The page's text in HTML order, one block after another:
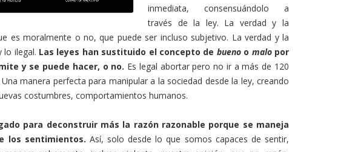
inmediata, consensuándolo a
través de la ley. La verdad y la
es moralmente o no, que puede ser incluso subjetivo. La verdad y la
lo ilegal. Las leyes han sustituido el concepto de bueno o malo por
y se puede hacer, o no. Es legal abortar pero no ir a más de 120
manera perfecta para manipular a la sociedad desde la ley, creando
costumbres, comportamientos humanos.
para deconstruir más la razón razonable porque se maneja
los sentimientos. Así, solo desde lo que somos capaces de sentir,